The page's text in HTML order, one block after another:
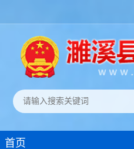
首页